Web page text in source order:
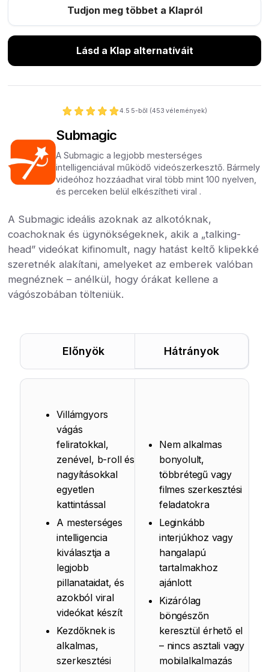
Tudjon meg többet a Klapról
Lásd a Klap alternatíváit
4.5 5-ből (453 vélemények)
Submagic
A Submagic a legjobb mesterséges
intelligenciával működő videószerkesztő. Bármely
videóhoz hozzáadhat viral több mint 100 nyelven,
és perceken belül elkészítheti viral .
A Submagic ideális azoknak az alkotóknak,
coachoknak és ügynökségeknek, akik a „talking-
head” videókat kifinomult, nagy hatást keltő klipekké
szeretnék alakítani, amelyeket az emberek valóban
megnéznek – anélkül, hogy órákat kellene a
vágószobában tölteniük.
Előnyök Hátrányok
Villámgyors
vágás
feliratokkal,
zenével, b-roll és
nagyításokkal
egyetlen
kattintással
A mesterséges
intelligencia
kiválasztja a
legjobb
pillanataidat, és
azokból viral
videókat készít
Kezdőknek is
alkalmas,
szerkesztési
Nem alkalmas
bonyolult,
többrétegű vagy
filmes szerkesztési
feladatokra
Leginkább
interjúkhoz vagy
hangalapú
tartalmakhoz
ajánlott
Kizárólag
böngészőn
keresztül érhető el
– nincs asztali vagy
mobilalkalmazás